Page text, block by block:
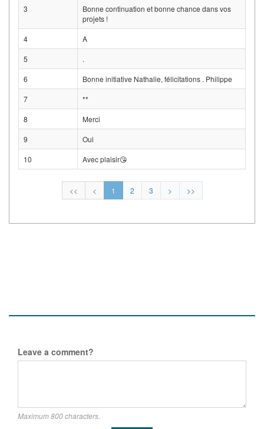
3
Bonne continuation et bonne chance dans vos
projets !
4
A
5
.
6
Bonne initiative Nathalie, félicitations . Philippe
7
**
8
Merci
9
Oui
10
Avec plaisir😘
<< < 1 2 3 > >>
Leave a comment?
Maximum 800 characters.